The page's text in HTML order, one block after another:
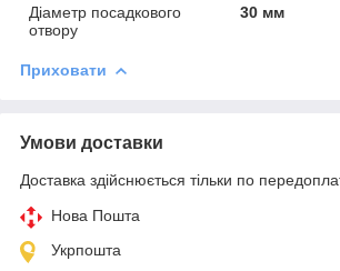
Діаметр посадкового
отвору
30 мм
Приховати
Умови доставки
Доставка здійснюється тільки по
Нова Пошта
Укрпошта